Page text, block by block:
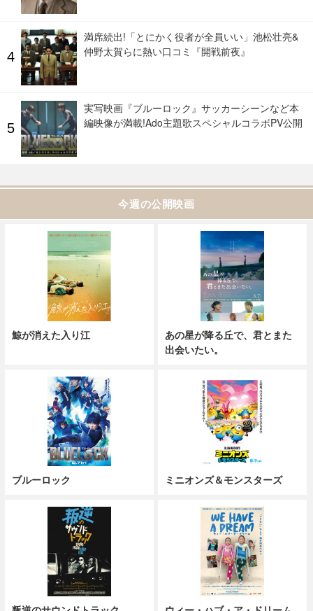
満席続出!「とにかく役者が全員いい」池松壮亮&
仲野太賀らに熱い口コミ『開戦前夜』
実写映画『ブルーロック』サッカーシーンなど本
編映像が満載!Ado主題歌スペシャルコラボPV公開
今週の公開映画
鯨が消えた入り江
あの星が降る丘で、君とまた
出会いたい。
ブルーロック ミニオンズ＆モンスターズ